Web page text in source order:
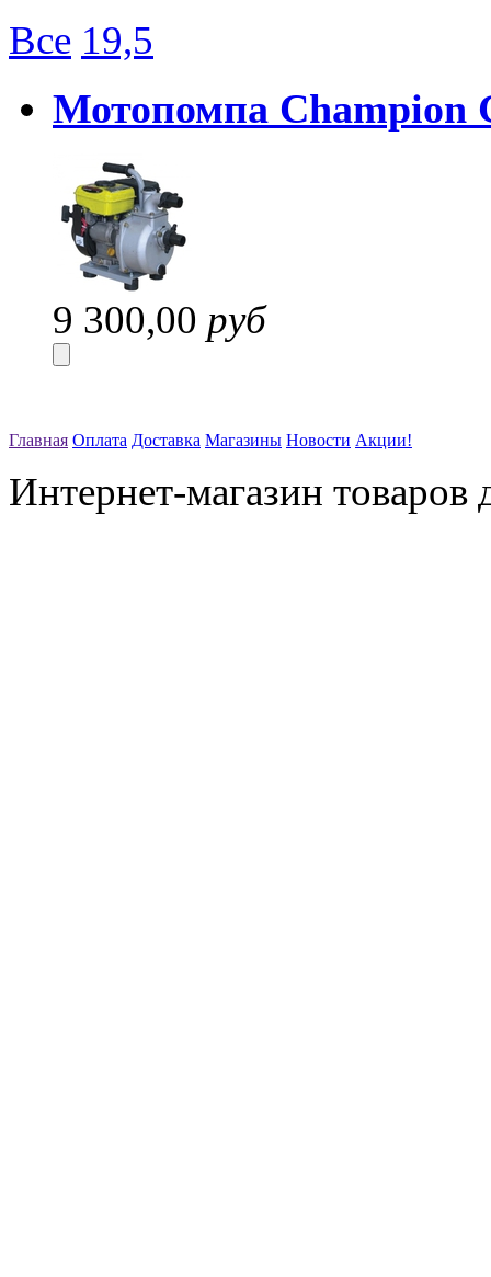
Все 19,5
Мотопомпа Champion
9 300,00 руб
Главная Оплата Доставка Магазины Новости Акции!
Интернет-магазин